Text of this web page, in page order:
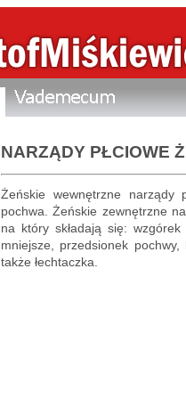
NARZĄDY PŁCIOWE
Żeńskie wewnętrzne narządy
pochwa. Żeńskie zewnętrzne
na który składają się:
mniejsze, przedsionek pochwy,
także łechtaczka.